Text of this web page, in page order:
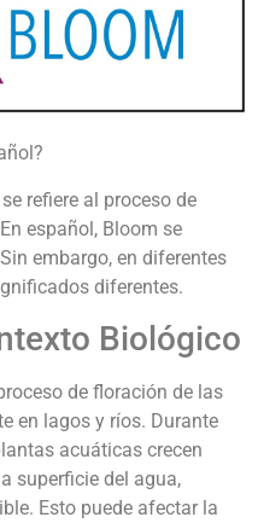
refiere al proceso de
español, Bloom se
embargo, en diferentes
diferentes.
Biológico
de floración de las
en lagos y ríos. Durante
acuáticas crecen
superficie del agua,
Esto puede afectar la